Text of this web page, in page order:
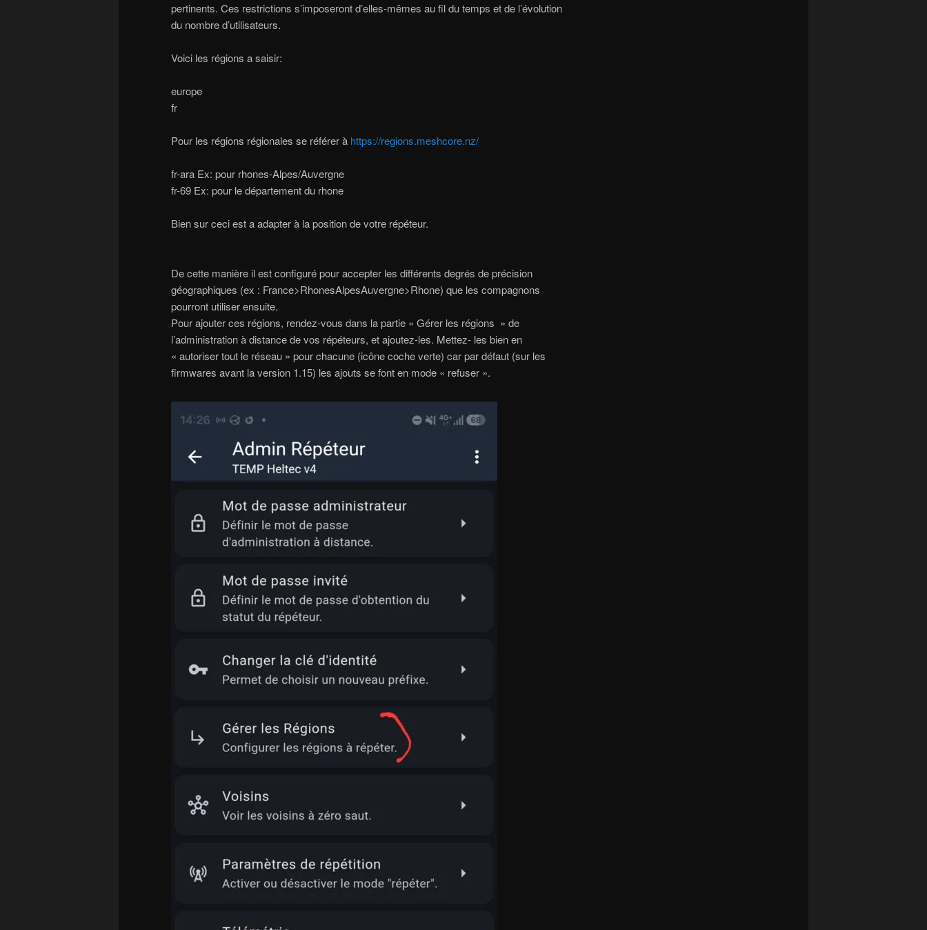
pertinents. Ces restrictions s’imposeront d’elles-mêmes au fil du temps et de l’évolution
du nombre d’utilisateurs.
Voici les régions a saisir:
europe
fr
Pour les régions régionales se référer à https://regions.meshcore.nz/
fr-ara Ex: pour rhones-Alpes/Auvergne
fr-69 Ex: pour le département du rhone
Bien sur ceci est a adapter à la position de votre répéteur.
De cette manière il est configuré pour accepter les différents degrés de précision
géographiques (ex : France>RhonesAlpesAuvergne>Rhone) que les compagnons
pourront utiliser ensuite.
Pour ajouter ces régions, rendez-vous dans la partie « Gérer les régions » de
l’administration à distance de vos répéteurs, et ajoutez-les. Mettez- les bien en
« autoriser tout le réseau » pour chacune (icône coche verte) car par défaut (sur les
firmwares avant la version 1.15) les ajouts se font en mode « refuser ».